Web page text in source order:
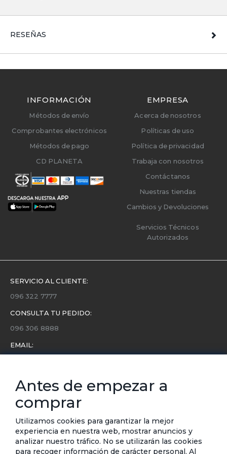
RESEÑAS
INFORMACIÓN
Métodos de envío
Comprobantes electrónicos
Métodos de pago
CD PLANETA
EMPRESA
Acerca de nosotros
Políticas de uso
Política de privacidad
Trabaja con nosotros
Contáctanos
Nuestras tiendas
Cambios y Devoluciones
Servicios Técnicos
Autorizados
SERVICIO AL CLIENTE:
096 322 7777
CONSULTA TU PEDIDO:
096 306 8888
EMAIL:
Conoce toda la información sobre últimas colecciones,
eventos y ofertas.
Subscríbete a nuestro newsletter
SUSCRIBIRSE
Antes de empezar a
comprar
Utilizamos cookies para garantizar la mejor
experiencia en nuestra web, mostrar anuncios y
analizar nuestro tráfico. No se utilizarán las cookies
para recoger información de carácter personal. Al